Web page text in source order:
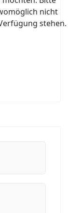
nicht
stehen.